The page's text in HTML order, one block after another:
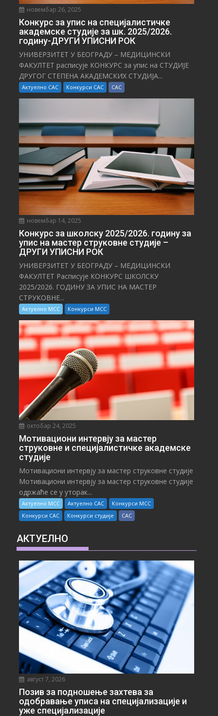
новембар 26, 2025
Конкурс за упис на специјалистичке
академске студије за шк. 2025/2026.
годину-ДРУГИ УПИСНИ РОК
УНИВЕРЗИТЕТ У БЕОГРАДУ – МЕДИЦИНСКИ
ФАКУЛТЕТ расписује КОНКУРС за упис на СТУДИЈЕ
ДРУГОГ СТЕПЕНА АКАДЕМСКИХ СТУДИЈА...
Актуелно САС Конкурси САС САС
новембар 14, 2025
Конкурс за школску 2025/⁠2026. годину за
упис на мастер струковне студије –
ДРУГИ УПИСНИ РОК
УНИВЕРЗИТЕТ У БЕОГРАДУ – МЕДИЦИНСКИ
ФАКУЛТЕТ Расписује КОНКУРС ШКОЛСКУ
2025/⁠2026. ГОДИНУ ЗА УПИС НА МАСТЕР
СТРУКОВНЕ...
Актуелно МСС Конкурси МСС
октобар 24, 2025
Мотивациони интервју за мастер
струковне и специјалистичке академске
студије
Мотивациони интервју за мастер струковне студије
Мотивациони интервју за мастер струковне студије
одржаће се у уторак...
Актуелно МСС Актуелно САС
Конкурси МСС
Конкурси САС
Конкурси студије САС
АКТУЕЛНО
август 7, 2026
Позив за подношење захтева за
одобравање уписа на специјализације и
уже специјализације